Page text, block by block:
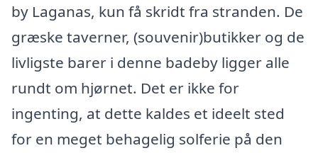
by Laganas, kun få skridt fra stranden. De
græske taverner, (souvenir)butikker og de
livligste barer i denne badeby ligger alle
rundt om hjørnet. Det er ikke for
ingenting, at dette kaldes et ideelt sted
for en meget behagelig solferie på den